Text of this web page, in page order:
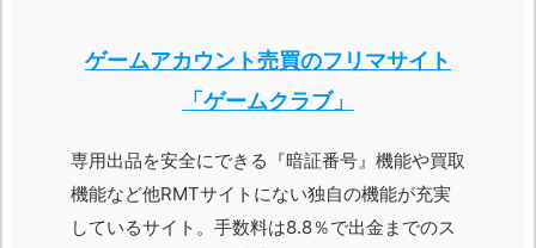
ゲームアカウント売買のフリマサイト
「ゲームクラブ」
専用出品を安全にできる『暗証番号』機能や買取
機能など他RMTサイトにない独自の機能が充実
しているサイト。手数料は8.8％で出金までのス